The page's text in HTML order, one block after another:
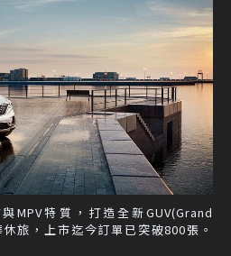
MPV特質，打造全新GUV(Grand
旅，上市迄今訂單已突破800張。